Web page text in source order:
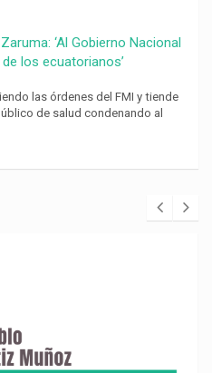
‘Al Gobierno Nacional
los ecuatorianos’
las órdenes del FMI y tiende
de salud condenando al